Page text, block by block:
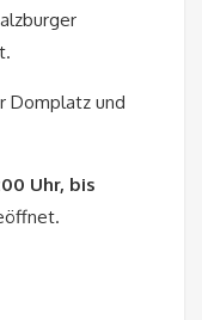
Domplatz und
Uhr, bis